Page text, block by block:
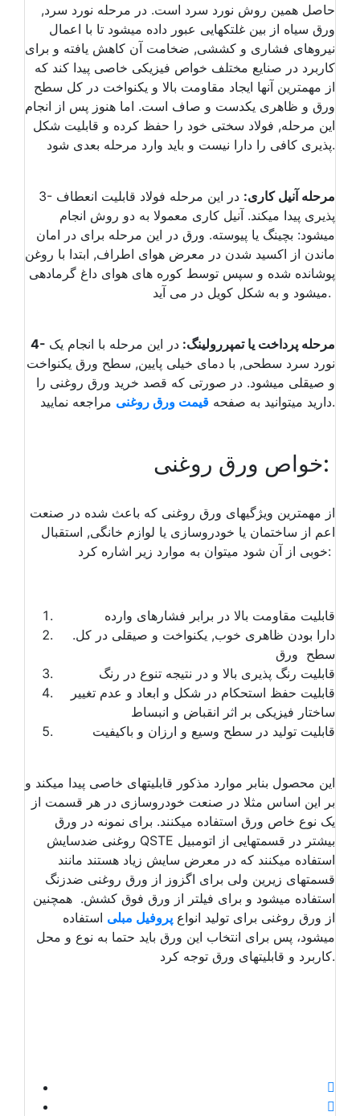
حاصل همین روش نورد سرد است. در مرحله نورد سرد,
ورق سیاه از بین غلتکهایی عبور داده میشود تا با اعمال
نیروهای فشاری و کششی, ضخامت آن کاهش یافته و برای
کاربرد در صنایع مختلف خواص فیزیکی خاصی پیدا کند که
از مهمترین آنها ایجاد مقاومت بالا و یکنواخت در کل سطح
ورق و ظاهری یکدست و صاف است. اما هنوز پس از انجام
این مرحله, فولاد سختی خود را حفظ کرده و قابلیت شکل
پذیری کافی را دارا نیست و باید وارد مرحله بعدی شود.
3- مرحله آنیل کاری: در این مرحله فولاد قابلیت انعطاف
پذیری پیدا میکند. آنیل کاری معمولا به دو روش انجام
میشود: بچینگ یا پیوسته. ورق در این مرحله برای در امان
ماندن از اکسید شدن در معرض هوای اطراف, ابتدا با روغن
پوشانده شده و سپس توسط کوره های هوای داغ گرمادهی
میشود و به شکل کویل در می آید.
4- مرحله پرداخت یا تمپررولینگ: در این مرحله با انجام یک
نورد سرد سطحی, با دمای خیلی پایین, سطح ورق یکنواخت
و صیقلی میشود. در صورتی که قصد خرید ورق روغنی را
دارید میتوانید به صفحه قیمت ورق روغنی مراجعه نمایید.
خواص ورق روغنی:
از مهمترین ویژگیهای ورق روغنی که باعث شده در صنعت
اعم از ساختمان یا خودروسازی یا لوازم خانگی, استقبال
خوبی از آن شود میتوان به موارد زیر اشاره کرد:
قابلیت مقاومت بالا در برابر فشارهای وارده
.دارا بودن ظاهری خوب, یکنواخت و صیقلی در کل
سطح ورق
قابلیت رنگ پذیری بالا و در نتیجه تنوع در رنگ
قابلیت حفظ استحکام در شکل و ابعاد و عدم تغییر
ساختار فیزیکی بر اثر انقباض و انبساط
قابلیت تولید در سطح وسیع و ارزان و باکیفیت
این محصول بنابر موارد مذکور قابلیتهای خاصی پیدا میکند و
بر این اساس مثلا در صنعت خودروسازی در هر قسمت از
یک نوع خاص ورق استفاده میکنند. برای نمونه در ورق
روغنی ضدسایش QSTE بیشتر در قسمتهایی از اتومبیل
استفاده میکنند که در معرض سایش زیاد هستند مانند
قسمتهای زیرین ولی برای اگزوز از ورق روغنی ضدزنگ
استفاده میشود و برای فیلتر از ورق فوق کشش. همچنین
از ورق روغنی برای تولید انواع پروفیل مبلی استفاده
میشود، پس برای انتخاب این ورق باید حتما به نوع و محل
کاربرد و قابلیتهای ورق توجه کرد.